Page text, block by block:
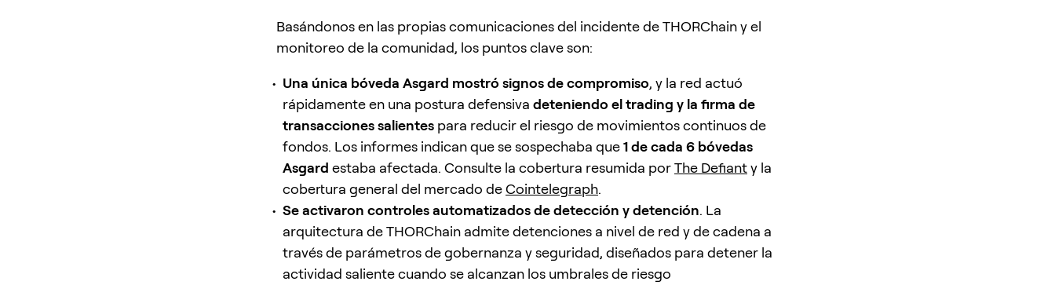
Basándonos en las propias comunicaciones del incidente de THORChain y el
monitoreo de la comunidad, los puntos clave son:
Una única bóveda Asgard mostró signos de compromiso, y la red actuó
rápidamente en una postura defensiva deteniendo el trading y la firma de
transacciones salientes para reducir el riesgo de movimientos continuos de
fondos. Los informes indican que se sospechaba que1 de cada 6 bóvedas
Asgard estaba afectada. Consulte la cobertura resumida porThe Defianty la
cobertura general del mercado deCointelegraph.
Se activaron controles automatizados de detección y detención. La
arquitectura de THORChain admite detenciones a nivel de red y de cadena a
través de parámetros de gobernanza y seguridad, diseñados para detener la
actividad saliente cuando se alcanzan los umbrales de riesgo